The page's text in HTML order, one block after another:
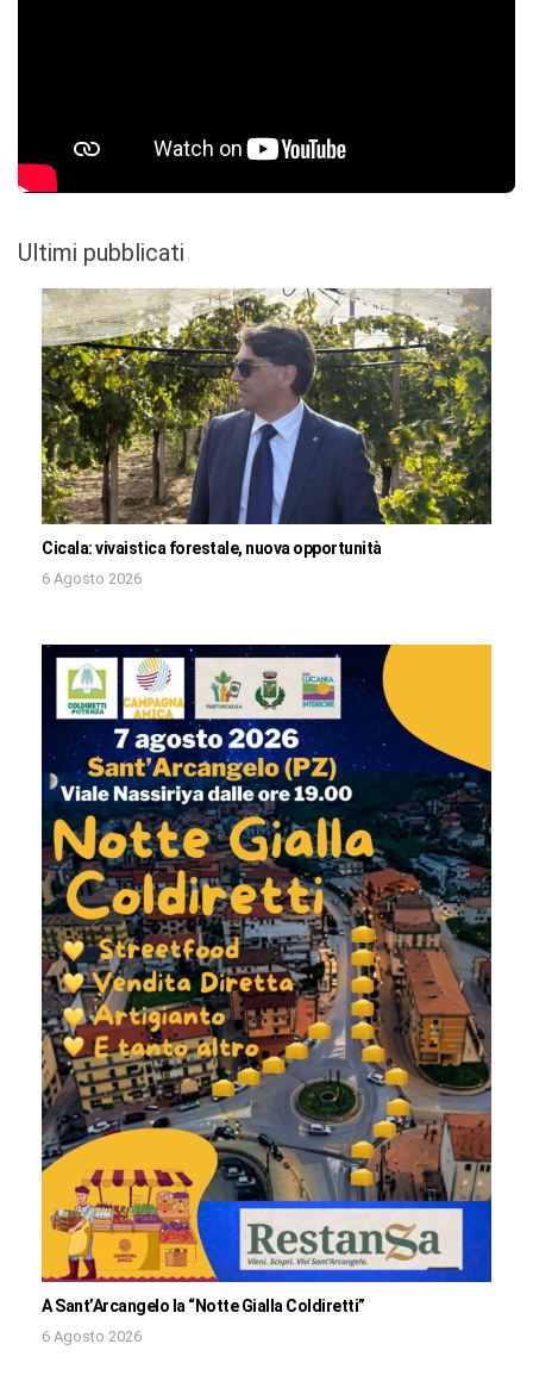
Ultimi pubblicati
Cicala: vivaistica forestale, nuova opportunità
6 Agosto 2026
A Sant’Arcangelo la “Notte Gialla Coldiretti”
6 Agosto 2026